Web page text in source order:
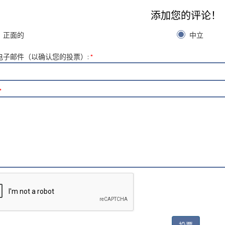
添加您的评论！
正面的 中立
子邮件（以确认您的投票） : *